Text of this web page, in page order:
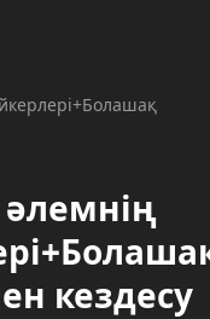
әлемнің
кездесу